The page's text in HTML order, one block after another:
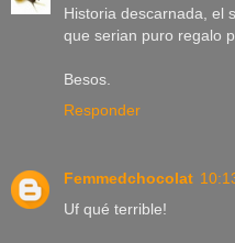
Historia descarnada, el
que serian puro regalo
Besos.
Responder
Femmedchocolat
Uf qué terrible!